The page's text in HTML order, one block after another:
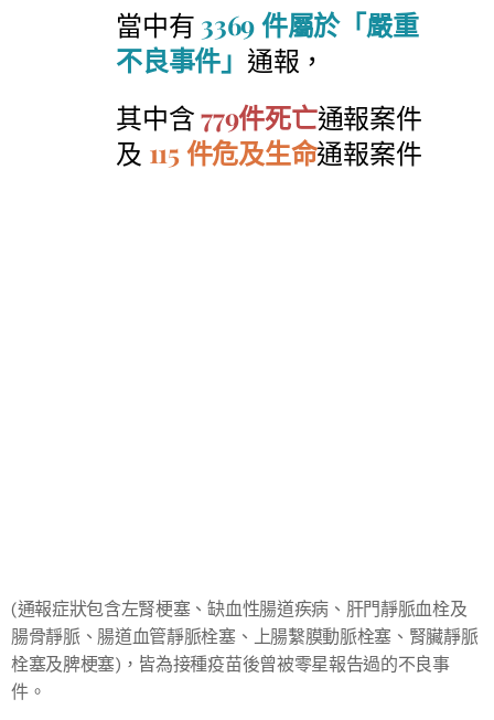
當中有 3369 件屬於「嚴重
不良事件」 通報，
其中含779件死亡通報案件
及 115 件危及生命通報案件
(通報症狀包含左腎梗塞、缺血性腸道疾病、肝門靜脈血栓及
腸骨靜脈、腸道血管靜脈栓塞、上腸繫膜動脈栓塞、腎臟靜脈
栓塞及脾梗塞)，皆為接種疫苗後曾被零星報告過的不良事
件。